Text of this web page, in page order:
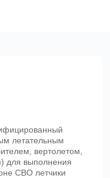
летательным
вертолетом,
для выполнения
СВО летчики